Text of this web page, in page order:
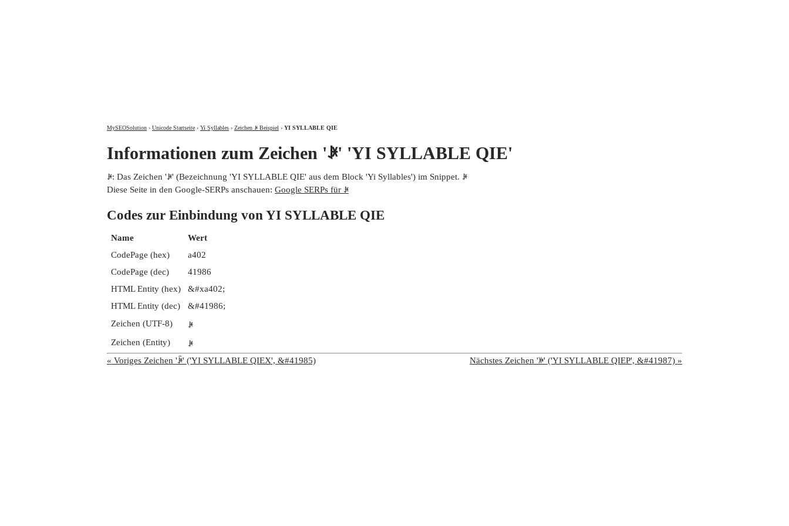
MySEOSolution › Unicode Startseite › Yi Syllables › Zeichen ꐂ Beispiel › YI SYLLABLE QIE
Informationen zum Zeichen 'ꐂ' 'YI SYLLABLE QIE'
ꐂ: Das Zeichen 'ꐂ' (Bezeichnung 'YI SYLLABLE QIE' aus dem Block 'Yi Syllables') im Snippet. ꐂ
Diese Seite in den Google-SERPs anschauen: Google SERPs für ꐂ
Codes zur Einbindung von YI SYLLABLE QIE
Name
Wert
CodePage (hex)
a402
CodePage (dec)
41986
HTML Entity (hex)
&#xa402;
HTML Entity (dec)
&#41986;
Zeichen (UTF-8)
ꐂ
Zeichen (Entity)
ꐂ
« Voriges Zeichen 'ꐁ' ('YI SYLLABLE QIEX', &#41985)
Nächstes Zeichen 'ꐃ' ('YI SYLLABLE QIEP', &#41987) »